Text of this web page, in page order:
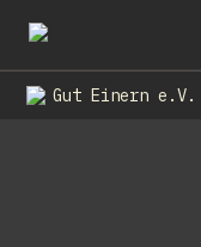
Gut Einern e.V.